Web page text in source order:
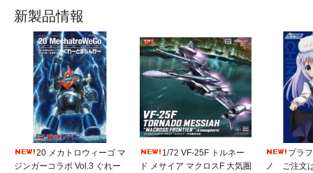
新製品情報
20 メカトロウィーゴ マ
ジンガーコラボ Vol.3 ぐれー
1/72 VF-25F トルネー
ド メサイア マクロスF 大気圏
プラ
ノ ご注文